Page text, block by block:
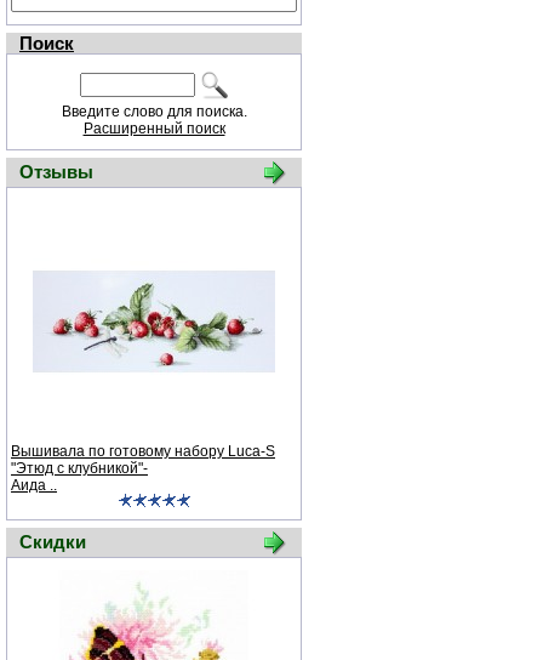
Поиск
Введите слово для поиска.
Расширенный поиск
Отзывы
Вышивала по готовому набору Luсa-S
"Этюд с клубникой"-
Аида ..
Скидки